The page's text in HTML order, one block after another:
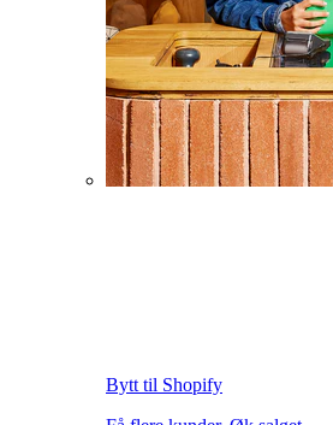
Bytt til Shopify